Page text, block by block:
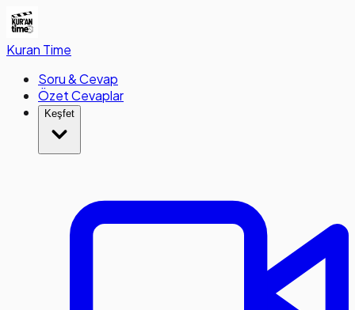
Kuran Time
Soru & Cevap
Özet Cevaplar
Keşfet